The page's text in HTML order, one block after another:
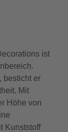
ist
besticht er
Mit
Höhe von
Kunststoff